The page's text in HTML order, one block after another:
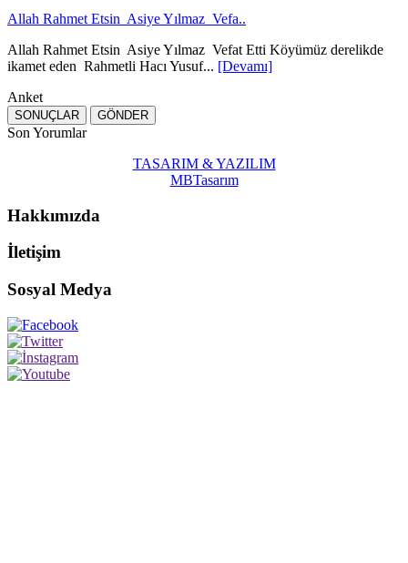
Allah Rahmet Etsin Asiye Yılmaz Vefa..
Allah Rahmet Etsin Asiye Yılmaz Vefat Etti Köyümüz derelikde
ikamet eden Rahmetli Hacı Yusuf... [Devamı]
Anket
Son Yorumlar
TASARIM & YAZILIM
MBTasarım
Hakkımızda
İletişim
Sosyal Medya